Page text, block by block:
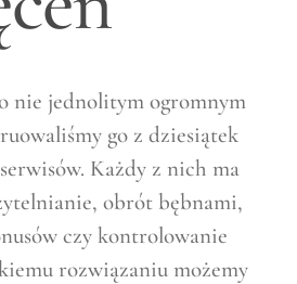
nie jednolitym ogromnym
go z dziesiątek
Każdy z nich ma
obrót bębnami,
czy kontrolowanie
rozwiązaniu możemy